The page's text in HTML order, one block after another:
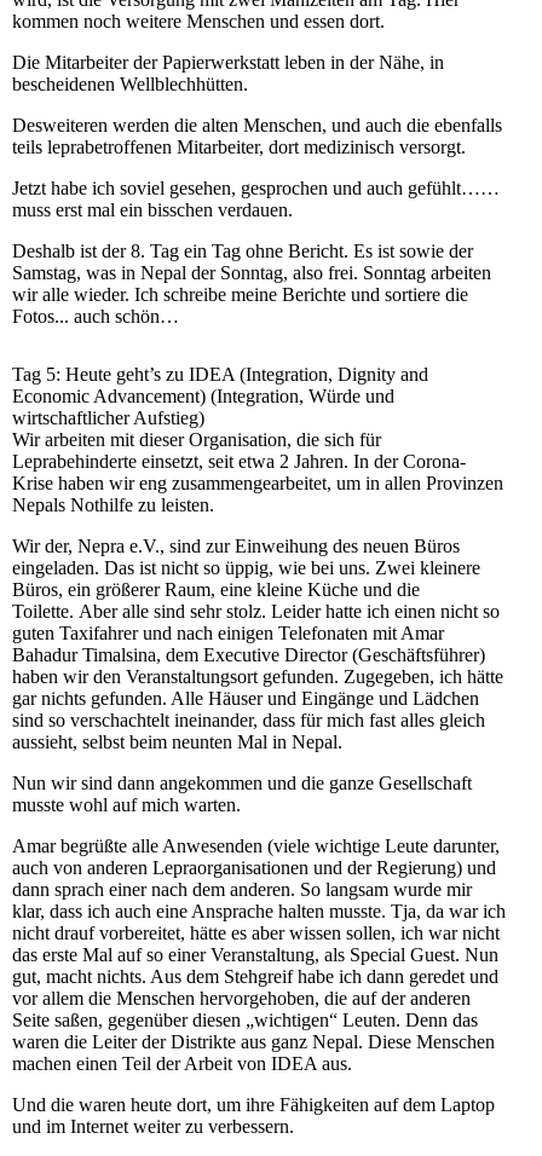
kommen noch weitere Menschen und essen dort.
Die Mitarbeiter der Papierwerkstatt leben in der Nähe, in
bescheidenen Wellblechhütten.
Desweiteren werden die alten Menschen, und auch die ebenfalls
teils leprabetroffenen Mitarbeiter, dort medizinisch versorgt.
Jetzt habe ich soviel gesehen, gesprochen und auch gefühlt……
muss erst mal ein bisschen verdauen.
Deshalb ist der 8. Tag ein Tag ohne Bericht. Es ist sowie der
Samstag, was in Nepal der Sonntag, also frei. Sonntag arbeiten
wir alle wieder. Ich schreibe meine Berichte und sortiere die
Fotos... auch schön…
Tag 5: Heute geht’s zu IDEA (Integration, Dignity and
Economic Advancement) (Integration, Würde und
wirtschaftlicher Aufstieg)
Wir arbeiten mit dieser Organisation, die sich für
Leprabehinderte einsetzt, seit etwa 2 Jahren. In der Corona-
Krise haben wir eng zusammengearbeitet, um in allen Provinzen
Nepals Nothilfe zu leisten.
Wir der, Nepra e.V., sind zur Einweihung des neuen Büros
eingeladen. Das ist nicht so üppig, wie bei uns. Zwei kleinere
Büros, ein größerer Raum, eine kleine Küche und die
Toilette. Aber alle sind sehr stolz. Leider hatte ich einen nicht so
guten Taxifahrer und nach einigen Telefonaten mit Amar
Bahadur Timalsina, dem Executive Director (Geschäftsführer)
haben wir den Veranstaltungsort gefunden. Zugegeben, ich hätte
gar nichts gefunden. Alle Häuser und Eingänge und Lädchen
sind so verschachtelt ineinander, dass für mich fast alles gleich
aussieht, selbst beim neunten Mal in Nepal.
Nun wir sind dann angekommen und die ganze Gesellschaft
musste wohl auf mich warten.
Amar begrüßte alle Anwesenden (viele wichtige Leute darunter,
auch von anderen Lepraorganisationen und der Regierung) und
dann sprach einer nach dem anderen. So langsam wurde mir
klar, dass ich auch eine Ansprache halten musste. Tja, da war ich
nicht drauf vorbereitet, hätte es aber wissen sollen, ich war nicht
das erste Mal auf so einer Veranstaltung, als Special Guest. Nun
gut, macht nichts. Aus dem Stehgreif habe ich dann geredet und
vor allem die Menschen hervorgehoben, die auf der anderen
Seite saßen, gegenüber diesen „wichtigen“ Leuten. Denn das
waren die Leiter der Distrikte aus ganz Nepal. Diese Menschen
machen einen Teil der Arbeit von IDEA aus.
Und die waren heute dort, um ihre Fähigkeiten auf dem Laptop
und im Internet weiter zu verbessern.